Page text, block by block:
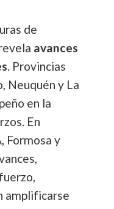
de
avances
. Provincias
Neuquén y La
en la
En
Formosa y
amplificarse